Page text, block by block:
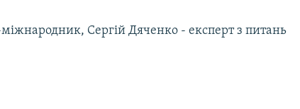
міжнародник, Сергій Дяченко - експерт з питань